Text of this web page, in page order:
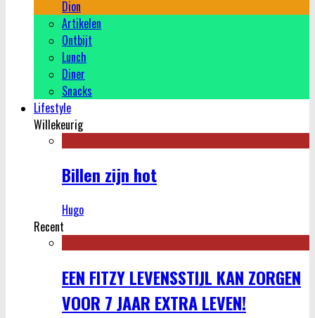
Dion
Artikelen
Ontbijt
Lunch
Diner
Snacks
Lifestyle
Willekeurig
Billen zijn hot
Hugo
Recent
EEN FITZY LEVENSSTIJL KAN ZORGEN
VOOR 7 JAAR EXTRA LEVEN!